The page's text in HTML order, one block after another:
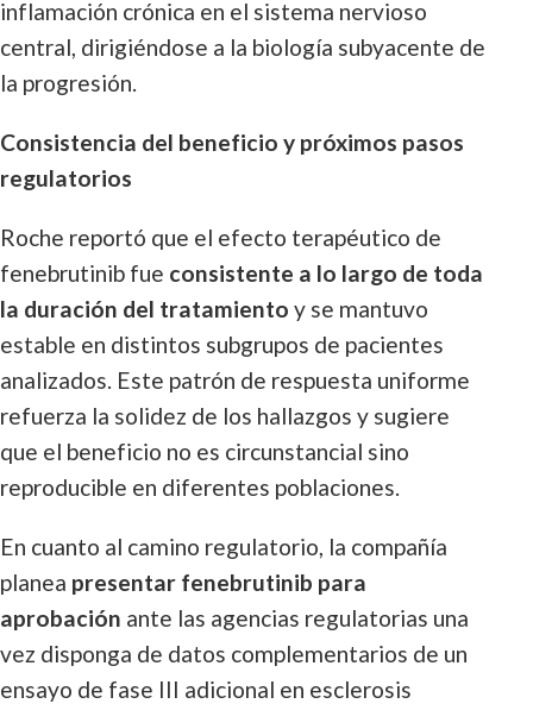
inflamación crónica en el sistema nervioso
central, dirigiéndose a la biología subyacente de
la progresión.
Consistencia del beneficio y próximos pasos
regulatorios
Roche reportó que el efecto terapéutico de
fenebrutinib fue consistente a lo largo de toda
la duración del tratamiento y se mantuvo
estable en distintos subgrupos de pacientes
analizados. Este patrón de respuesta uniforme
refuerza la solidez de los hallazgos y sugiere
que el beneficio no es circunstancial sino
reproducible en diferentes poblaciones.
En cuanto al camino regulatorio, la compañía
planea presentar fenebrutinib para
aprobación ante las agencias regulatorias una
vez disponga de datos complementarios de un
ensayo de fase III adicional en esclerosis